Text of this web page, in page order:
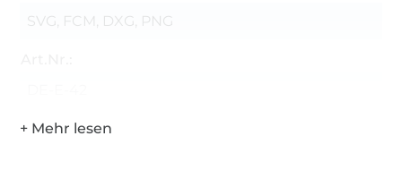
SVG, FCM, DXG, PNG